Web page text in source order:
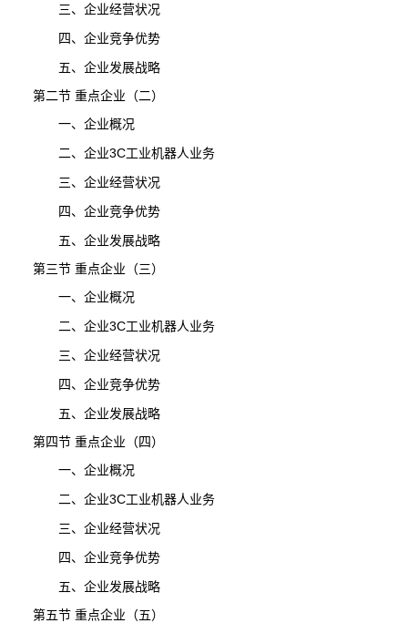
三、企业经营状况
四、企业竞争优势
五、企业发展战略
第二节 重点企业（二）
一、企业概况
二、企业3C工业机器人业务
三、企业经营状况
四、企业竞争优势
五、企业发展战略
第三节 重点企业（三）
一、企业概况
二、企业3C工业机器人业务
三、企业经营状况
四、企业竞争优势
五、企业发展战略
第四节 重点企业（四）
一、企业概况
二、企业3C工业机器人业务
三、企业经营状况
四、企业竞争优势
五、企业发展战略
第五节 重点企业（五）